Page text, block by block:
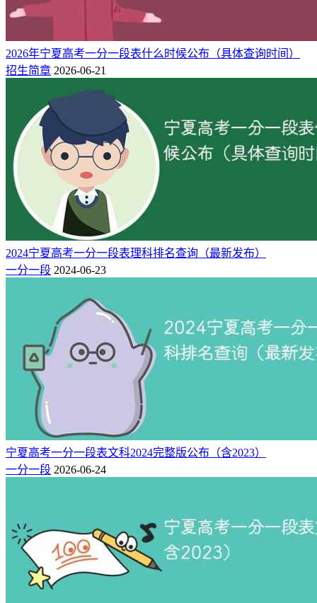
2026年宁夏高考一分一段表什么时候公布（具体查询时间）
招生简章 2026-06-21
2024宁夏高考一分一段表理科排名查询（最新发布）
一分一段 2024-06-23
宁夏高考一分一段表文科2024完整版公布（含2023）
一分一段 2026-06-24